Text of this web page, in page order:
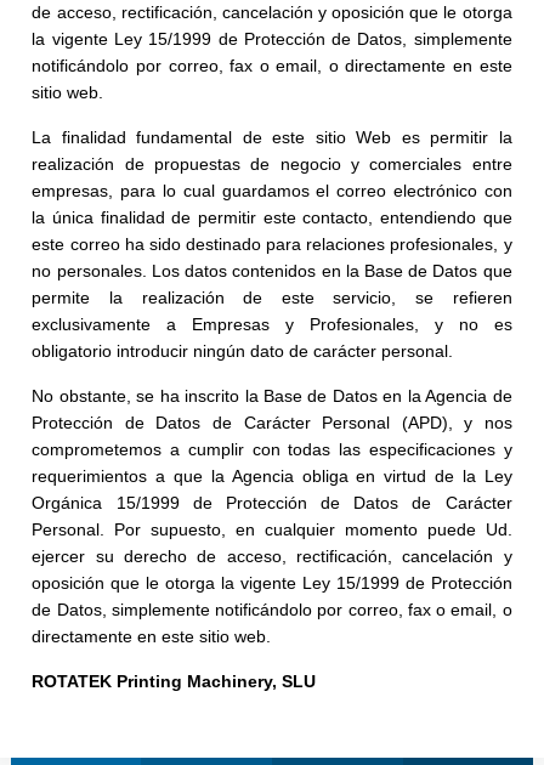
de acceso, rectificación, cancelación y oposición que le otorga
la vigente Ley 15/1999 de Protección de Datos, simplemente
notificándolo por correo, fax o email, o directamente en este
sitio web.
La finalidad fundamental de este sitio Web es permitir la
realización de propuestas de negocio y comerciales entre
empresas, para lo cual guardamos el correo electrónico con
la única finalidad de permitir este contacto, entendiendo que
este correo ha sido destinado para relaciones profesionales, y
no personales. Los datos contenidos en la Base de Datos que
permite la realización de este servicio, se refieren
exclusivamente a Empresas y Profesionales, y no es
obligatorio introducir ningún dato de carácter personal.
No obstante, se ha inscrito la Base de Datos en la Agencia de
Protección de Datos de Carácter Personal (APD), y nos
comprometemos a cumplir con todas las especificaciones y
requerimientos a que la Agencia obliga en virtud de la Ley
Orgánica 15/1999 de Protección de Datos de Carácter
Personal. Por supuesto, en cualquier momento puede Ud.
ejercer su derecho de acceso, rectificación, cancelación y
oposición que le otorga la vigente Ley 15/1999 de Protección
de Datos, simplemente notificándolo por correo, fax o email, o
directamente en este sitio web.
ROTATEK Printing Machinery, SLU